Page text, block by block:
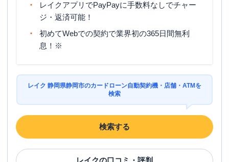
レイクアプリでPayPayに手数料なしでチャー
ジ・返済可能！
初めてWebでの契約で業界初の365日間無利
息！※
レイク 静岡県静岡市のカードローン自動契約機・店舗・ATMを
検索
検索する
レイクの口コミ・評判